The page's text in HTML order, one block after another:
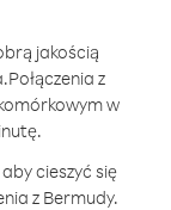
jakością
Połączenia z
w
cieszyć się
z Bermudy.